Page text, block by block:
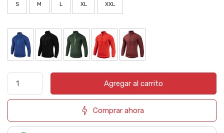
S M L XL XXL
Agregar al carrito
Comprar ahora